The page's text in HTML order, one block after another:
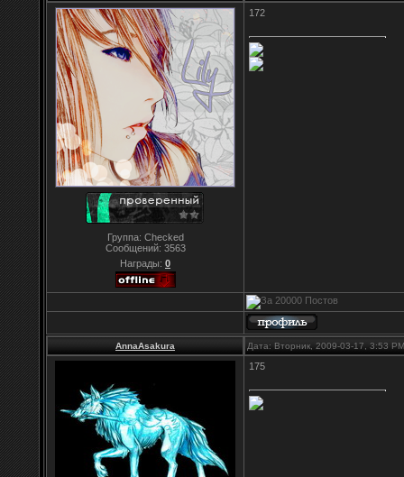
Группа: Checked
Сообщений: 3563
Награды: 0
172
AnnaAsakura Дата: Вторник, 2009-03-17, 3:53
175